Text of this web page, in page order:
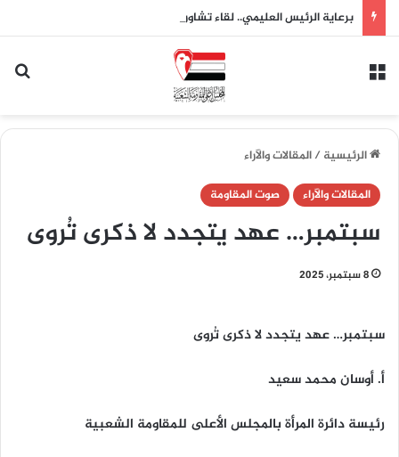
الرئيسية/المقالات والآراء
المقالات والآراء
صوت المقاومة
سبتمبر… عهد يتجدد لا ذكرى تُروى
8 سبتمبر، 2025
سبتمبر… عهد يتجدد لا ذكرى تُروى
أ. أوسان محمد سعيد
رئيسة دائرة المرأة بالمجلس الأعلى للمقاومة الشعبية